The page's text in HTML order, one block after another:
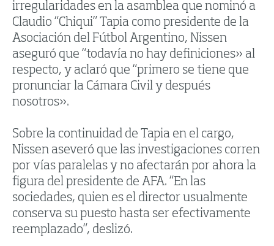
irregularidades en la asamblea que nominó a
Claudio “Chiqui” Tapia como presidente de la
Asociación del Fútbol Argentino, Nissen
aseguró que “todavía no hay definiciones» al
respecto, y aclaró que “primero se tiene que
pronunciar la Cámara Civil y después
nosotros».
Sobre la continuidad de Tapia en el cargo,
Nissen aseveró que las investigaciones corren
por vías paralelas y no afectarán por ahora la
figura del presidente de AFA. “En las
sociedades, quien es el director usualmente
conserva su puesto hasta ser efectivamente
reemplazado”, deslizó.